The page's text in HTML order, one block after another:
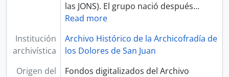
las JONS). El grupo nació después…
Read more
Institución
archivística
Archivo Histórico de la Archicofradía de
los Dolores de San Juan
Origen del
Fondos digitalizados del Archivo